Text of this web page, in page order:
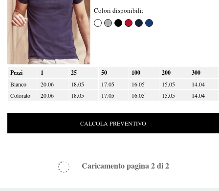
Colori disponibili:
Pezzi 1 25 50 100 200 300
Bianco 20.06 18.05 17.05 16.05 15.05
14.04
Colorato
20.06 18.05 17.05 16.05 15.05 14.04
CALCOLA PREVENTIVO
Caricamento pagina2di2